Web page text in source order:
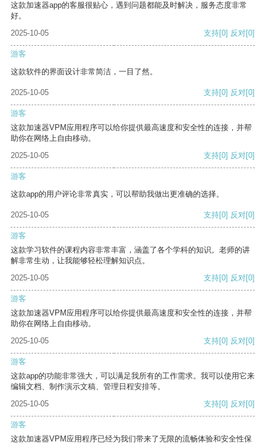
这款加速器app的客服很贴心，遇到问题都能及时解决，服务态度非常
好。
2025-10-05
支持[0] 反对[0]
游客
这款软件的界面设计非常简洁，一目了然。
2025-10-05 支持[0] 反对[0]
游客
这款加速器VPM应用程序可以给你提供最高速度和安全性的连接，并帮
助你在网络上自由移动。
2025-10-05
支持[0] 反对[0]
游客
这款app的用户评论非常真实，可以帮助我做出更准确的选择。
2025-10-05 支持[0] 反对[0]
游客
这款学习软件的课程内容非常丰富，涵盖了各个学科的知识。老师的讲
解非常生动，让我能够轻松理解知识点。
2025-10-05
支持[0] 反对[0]
游客
这款加速器VPM应用程序可以给你提供最高速度和安全性的连接，并帮
助你在网络上自由移动。
2025-10-05
支持[0] 反对[0]
游客
这款app的功能非常强大，可以满足我所有的工作需求。我可以使用它来
编辑文档、制作演示文稿、管理日程安排等。
2025-10-05
支持[0] 反对[0]
游客
这款加速器VPM应用程序已经为我们带来了无限的流畅体验和安全性保